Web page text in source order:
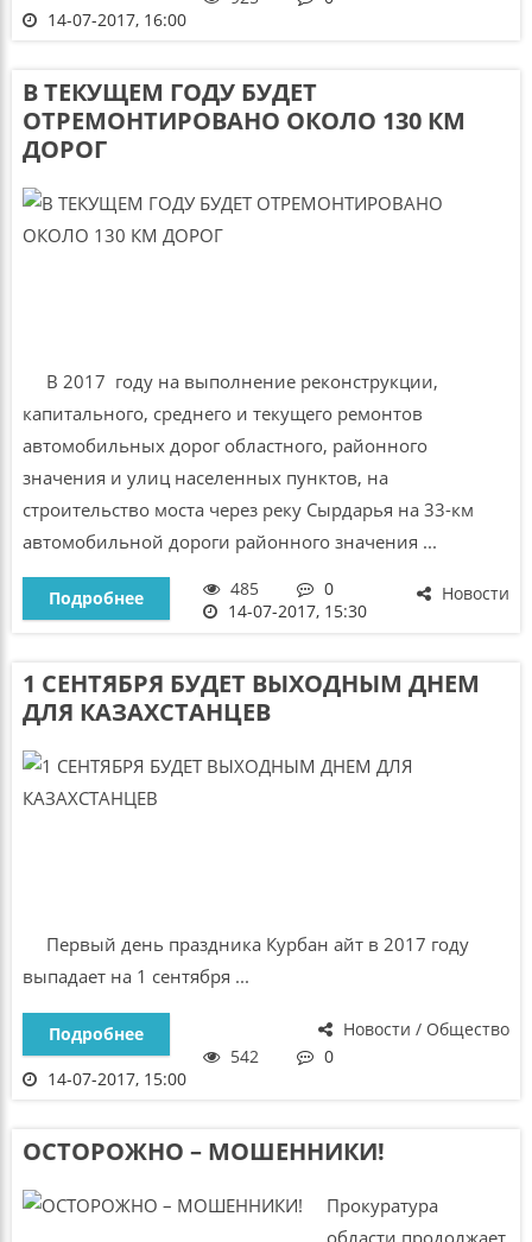
14-07-2017, 16:00
В ТЕКУЩЕМ ГОДУ БУДЕТ
ОТРЕМОНТИРОВАНО ОКОЛО 130 КМ
ДОРОГ
В 2017 году на выполнение реконструкции,
капитального, среднего и текущего ремонтов
автомобильных дорог областного, районного
значения и улиц населенных пунктов, на
строительство моста через реку Сырдарья на 33-км
автомобильной дороги районного значения ...
Новости
Подробнее 485
0
14-07-2017, 15:30
1 СЕНТЯБРЯ БУДЕТ ВЫХОДНЫМ ДНЕМ
ДЛЯ КАЗАХСТАНЦЕВ
Первый день праздника Курбан айт в 2017 году
выпадает на 1 сентября ...
Новости / Общество
Подробнее
542
0
14-07-2017, 15:00
ОСТОРОЖНО – МОШЕННИКИ!
Прокуратура
области продолжает